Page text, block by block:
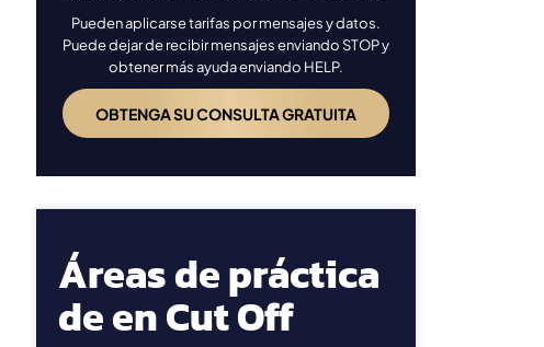
Pueden aplicarse tarifas por mensajes y datos.
Puede dejar de recibir mensajes enviando STOP y
obtener más ayuda enviando HELP.
Áreas de práctica
de en Cut Off